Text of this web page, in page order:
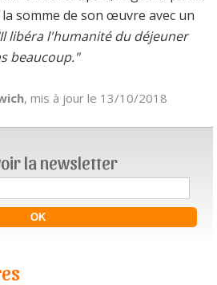
somme de son œuvre avec un
libéra l'humanité du déjeuner
beaucoup."
, mis à jour le 13/10/2018
la newsletter